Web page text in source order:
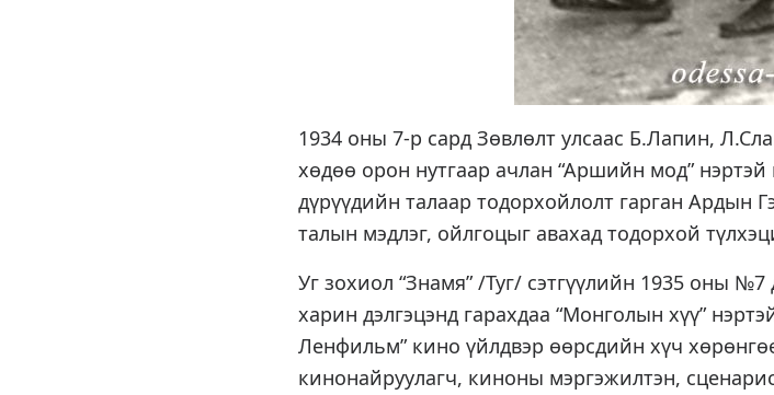
1934 оны 7-р сард Зөвлөлт улсаас Б.Лапин,
хөдөө орон нутгаар ачлан “Аршийн мод”
дүрүүдийн талаар тодорхойлолт гарган Ардын
талын мэдлэг, ойлгоцыг авахад тодорхой
Уг зохиол “Знамя” /Туг/ сэтгүүлийн 1935 оны №7
харин дэлгэцэнд гарахдаа “Монголын хүү”
Ленфильм” кино үйлдвэр өөрсдийн хүч
кинонайруулагч, киноны мэргэжилтэн,